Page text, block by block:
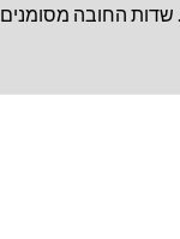
שדות החובה מסומנים